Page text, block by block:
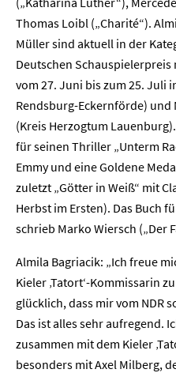
Thomas Loibl („Charité“).
Müller sind aktuell in der
Deutschen
vom 27. Juni bis zum 25. Juli
Rendsburg-Eckernförde)
(Kreis Herzogtum
für seinen Thriller „Unterm
Emmy und eine Goldene
zuletzt „Götter in Weiß“ mit
Herbst im Ersten). Das Buch
schrieb Marko Wiersch („Der
Almila Bagriacik: „Ich freue
Kieler ‚Tatort‘-Kommissarin
glücklich, dass mir vom NDR
Das ist alles sehr aufregend.
zusammen mit dem Kieler
besonders mit Axel Milberg,